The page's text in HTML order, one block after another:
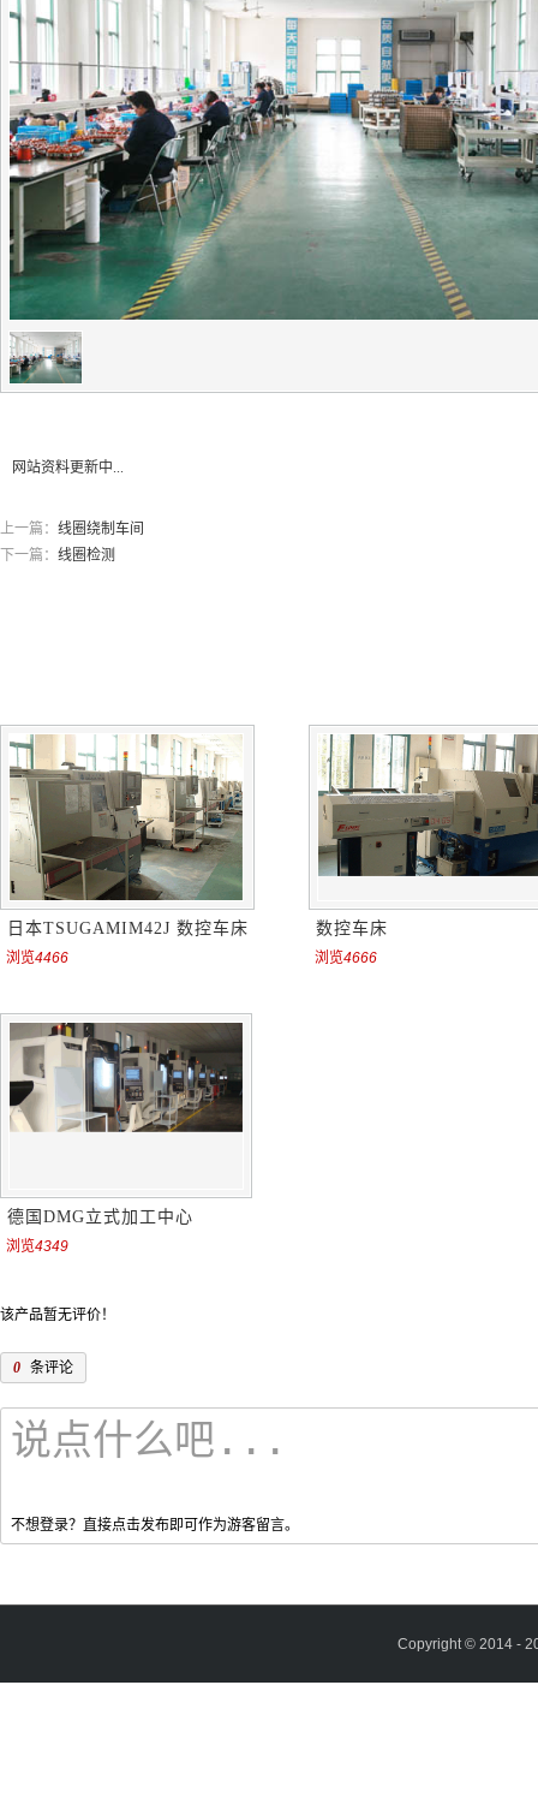
网站资料更新中...
上一篇： 线圈绕制车间
下一篇： 线圈检测
日本TSUGAMIM42J 数控车床
浏览4466
数控车床
浏览4666
德国DMG立式加工中心
浏览4349
该产品暂无评价！
0 条评论
不想登录？直接点击发布即可作为游客留言。
Copyright © 2014 -